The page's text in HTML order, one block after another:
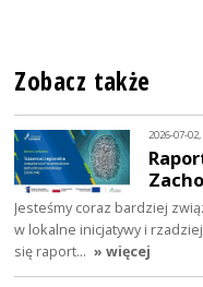
Zobacz także
2026-07-
Jesteśmy coraz bardziej
w lokalne inicjatywy i
się raport… » więcej